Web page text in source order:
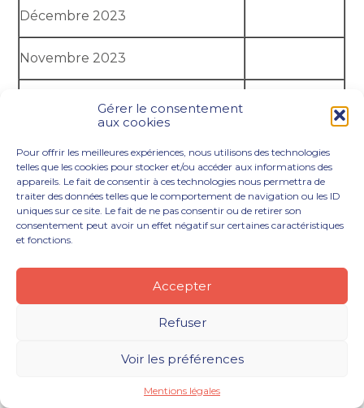
Gérer le consentement
aux cookies
Pour offrir les meilleures expériences, nous utilisons des technologies
telles que les cookies pour stocker et/ou accéder aux informations des
appareils. Le fait de consentir à ces technologies nous permettra de
traiter des données telles que le comportement de navigation ou les ID
uniques sur ce site. Le fait de ne pas consentir ou de retirer son
consentement peut avoir un effet négatif sur certaines caractéristiques
et fonctions.
Accepter
Refuser
Voir les préférences
Mentions légales
Décembre 2023
Novembre 2023
Octobre 2023
Août 2023 1,4267
Juillet 2023 1,4412
Juin 2023 1,4604